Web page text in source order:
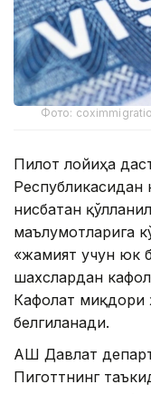
Фото:
Пилот лойиҳа
Республикасидан
нисбатан
маълумотларига
«жамият учун юк
шахслардан
Кафолат миқдори
белгиланади.
АҚШ Давлат
Пиготтнинг